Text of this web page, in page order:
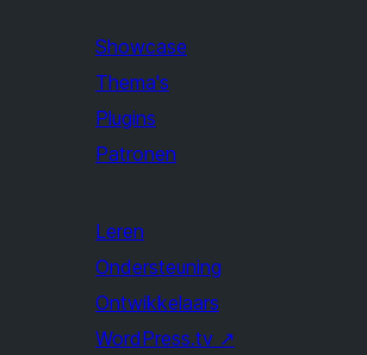
Showcase
Thema's
Plugins
Patronen
Leren
Ondersteuning
Ontwikkelaars
WordPress.tv ↗